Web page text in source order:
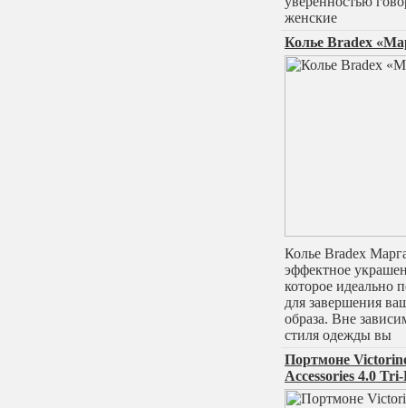
женские
Колье Bradex
Колье Bradex
эффектное
которое идеально
для завершения
образа. Вне
стиля одежды вы
Портмоне
Accessories 4.0